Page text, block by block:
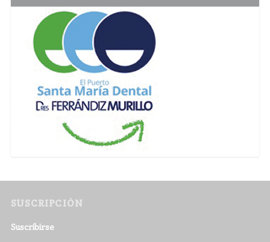
SUSCRIPCIÓN
Suscribirse